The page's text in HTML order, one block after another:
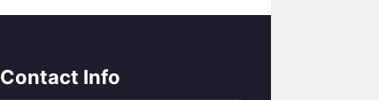
Contact Info